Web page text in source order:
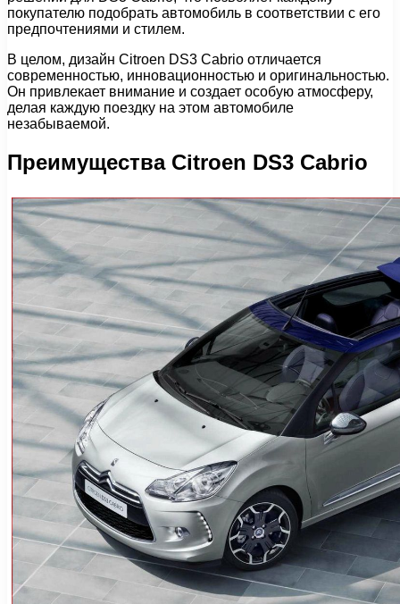
покупателю подобрать автомобиль в соответствии с его
предпочтениями и стилем.
В целом, дизайн Citroen DS3 Cabrio отличается
современностью, инновационностью и оригинальностью.
Он привлекает внимание и создает особую атмосферу,
делая каждую поездку на этом автомобиле
незабываемой.
Преимущества Citroen DS3 Cabrio